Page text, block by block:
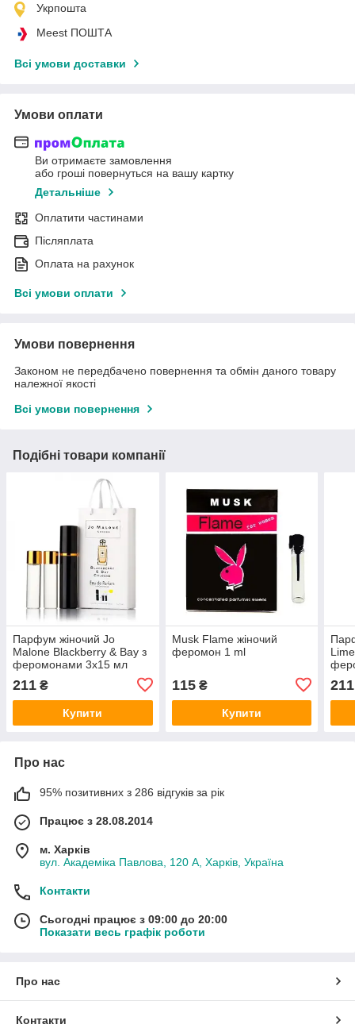
Укрпошта
Meest ПОШТА
Всі умови доставки
Умови оплати
Ви отримаєте замовлення
або гроші повернуться на вашу картку
Детальніше
Оплатити частинами
Післяплата
Оплата на рахунок
Всі умови оплати
Умови повернення
Законом не передбачено повернення та обмін даного товару
належної якості
Всі умови повернення
Подібні товари компанії
Парфум жіночий Jo
Malone Blackberry & Bay з
феромонами 3х15 мл
211 ₴
Купити
Musk Flame жіночий
феромон 1 ml
115₴
Купити
211
Про нас
95% позитивних з 286 відгуків за рік
Працює з 28.08.2014
м. Харків
вул. Академіка Павлова, 120 А, Харків, Україна
Контакти
Сьогодні працює з 09:00 до 20:00
Показати весь графік роботи
Про нас
Контакти